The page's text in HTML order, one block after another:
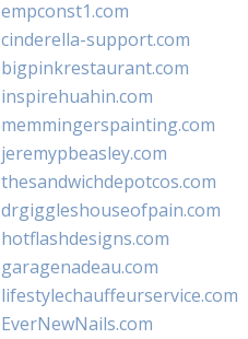
empconst1.com
cinderella-support.com
bigpinkrestaurant.com
inspirehuahin.com
memmingerspainting.com
jeremypbeasley.com
thesandwichdepotcos.com
drgiggleshouseofpain.com
hotflashdesigns.com
garagenadeau.com
lifestylechauffeurservice.com
EverNewNails.com